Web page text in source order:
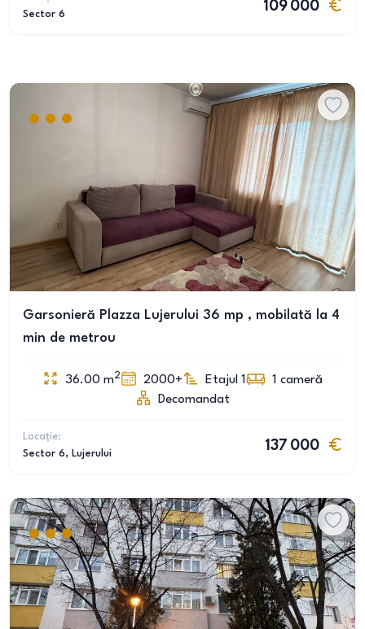
Sector 6
109 000
Garsonieră Plazza Lujerului 36 mp , mobilată la 4
min de metrou
36.00 m2 2000+ Etajul 1 1 cameră
Decomandat
Locație:
Sector 6, Lujerului
137 000